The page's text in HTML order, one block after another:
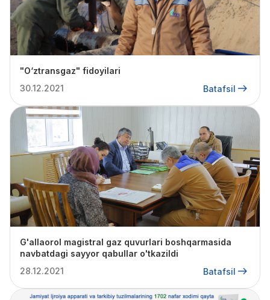
"O‘ztransgaz" fidoyilari
30.12.2021
Batafsil
G'allaorol magistral gaz quvurlari boshqarmasida
navbatdagi sayyor qabullar o'tkazildi
28.12.2021
Batafsil